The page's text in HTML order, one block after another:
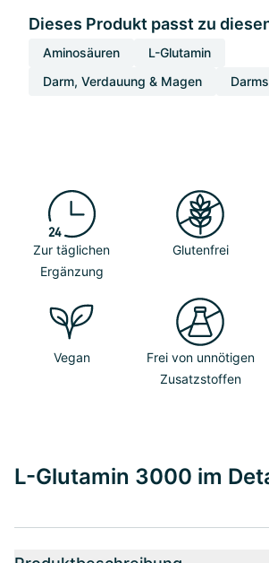
Dieses Produkt passt zu
Aminosäuren
L-Glutamin
Darm, Verdauung & Magen
Zur täglichen
Ergänzung
Glutenfrei
Vegan
Frei von unnötigen
Zusatzstoffen
L-Glutamin 3000 im